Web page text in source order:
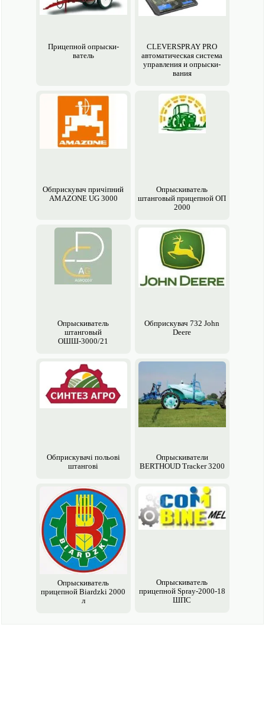
Прицепной опрыски­
ватель
CLEVERSPRAY PRO
авто­матическая система
управления и опрыски­
вания
Обприскувач причіпний
AMAZONE UG 3000
Опрыски­ватель
штанговый прицепной ОП
2000
Опрыски­ватель
штанговый
ОШШ-3000/21
Обприскувач 732 John
Deere
Обприскувачі польові
штангові
Опрыски­ватели
BERTHOUD Tracker 3200
Опрыски­ватель
прицепной Biardzki 2000
л
Опрыски­ватель
прицепной Spray-2000-18
ШПС